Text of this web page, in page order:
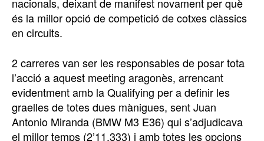
és la millor opció de competició de cotxes clàssics
en circuits.
2 carreres van ser les responsables de posar tota
l’acció a aquest meeting aragonès, arrencant
evidentment amb la Qualifying per a definir les
graelles de totes dues mànigues, sent Juan
Antonio Miranda (BMW M3 E36) qui s’adjudicava
el millor temps (2’11.333) i amb totes les opcions